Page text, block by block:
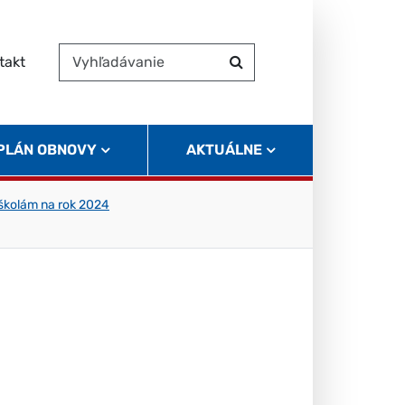
Vyhľadávanie
Hľadať
OBNOVY AKTUÁLNE
na rok 2024